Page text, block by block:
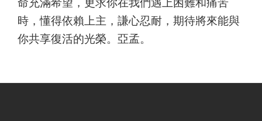
時，懂得依賴上主，謙心忍耐，期待將來能與
你共享復活的光榮。亞孟。